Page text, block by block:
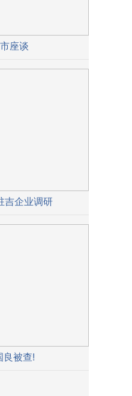
座谈
吉企业调研
良被查!